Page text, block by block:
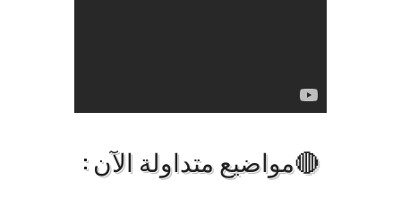
🔴مواضيع متداولة الآن :